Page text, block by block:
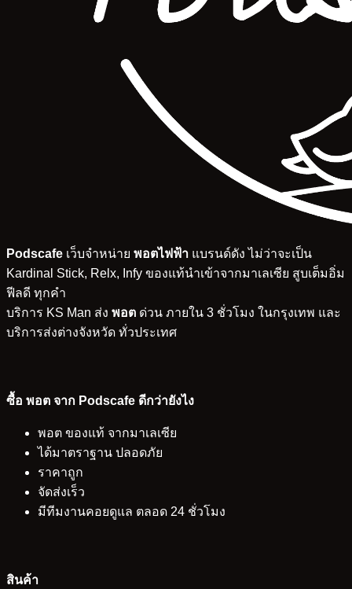
Podscafe เว็บจำหน่าย พอตไฟฟ้า แบรนด์ดัง ไม่ว่าจะเป็น
Kardinal Stick, Relx, Infy ของแท้นำเข้าจากมาเลเซีย สูบเต็มอิ่ม
ฟีลดี ทุกคำ
บริการ KS Man ส่ง พอต ด่วน ภายใน 3 ชั่วโมง ในกรุงเทพ และ
บริการส่งต่างจังหวัด ทั่วประเทศ
ซื้อ พอต จาก Podscafe ดีกว่ายังไง
พอต ของแท้ จากมาเลเซีย
ได้มาตราฐาน ปลอดภัย
ราคาถูก
จัดส่งเร็ว
มีทีมงานคอยดูแล ตลอด 24 ชั่วโมง
สินค้า